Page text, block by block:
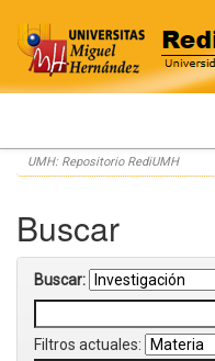
Skip
navigation
UMH: Repositorio RediUMH
Buscar
Buscar:
Filtros actuales: